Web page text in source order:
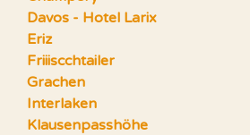
Davos - Hotel Larix
Eriz
Friiiscchtailer
Grachen
Interlaken
Klausenpasshöhe